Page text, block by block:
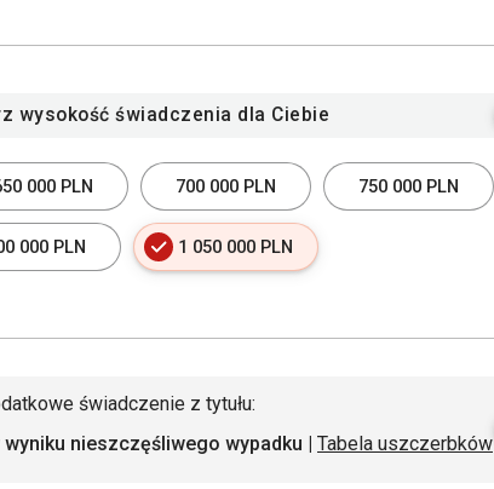
wysokość świadczenia dla Ciebie
000 PLN 700 000 PLN 750 000 PLN
000 PLN 1 050 000 PLN
świadczenie z tytułu:
wyniku nieszczęśliwego wypadku | Tabela uszczerbków